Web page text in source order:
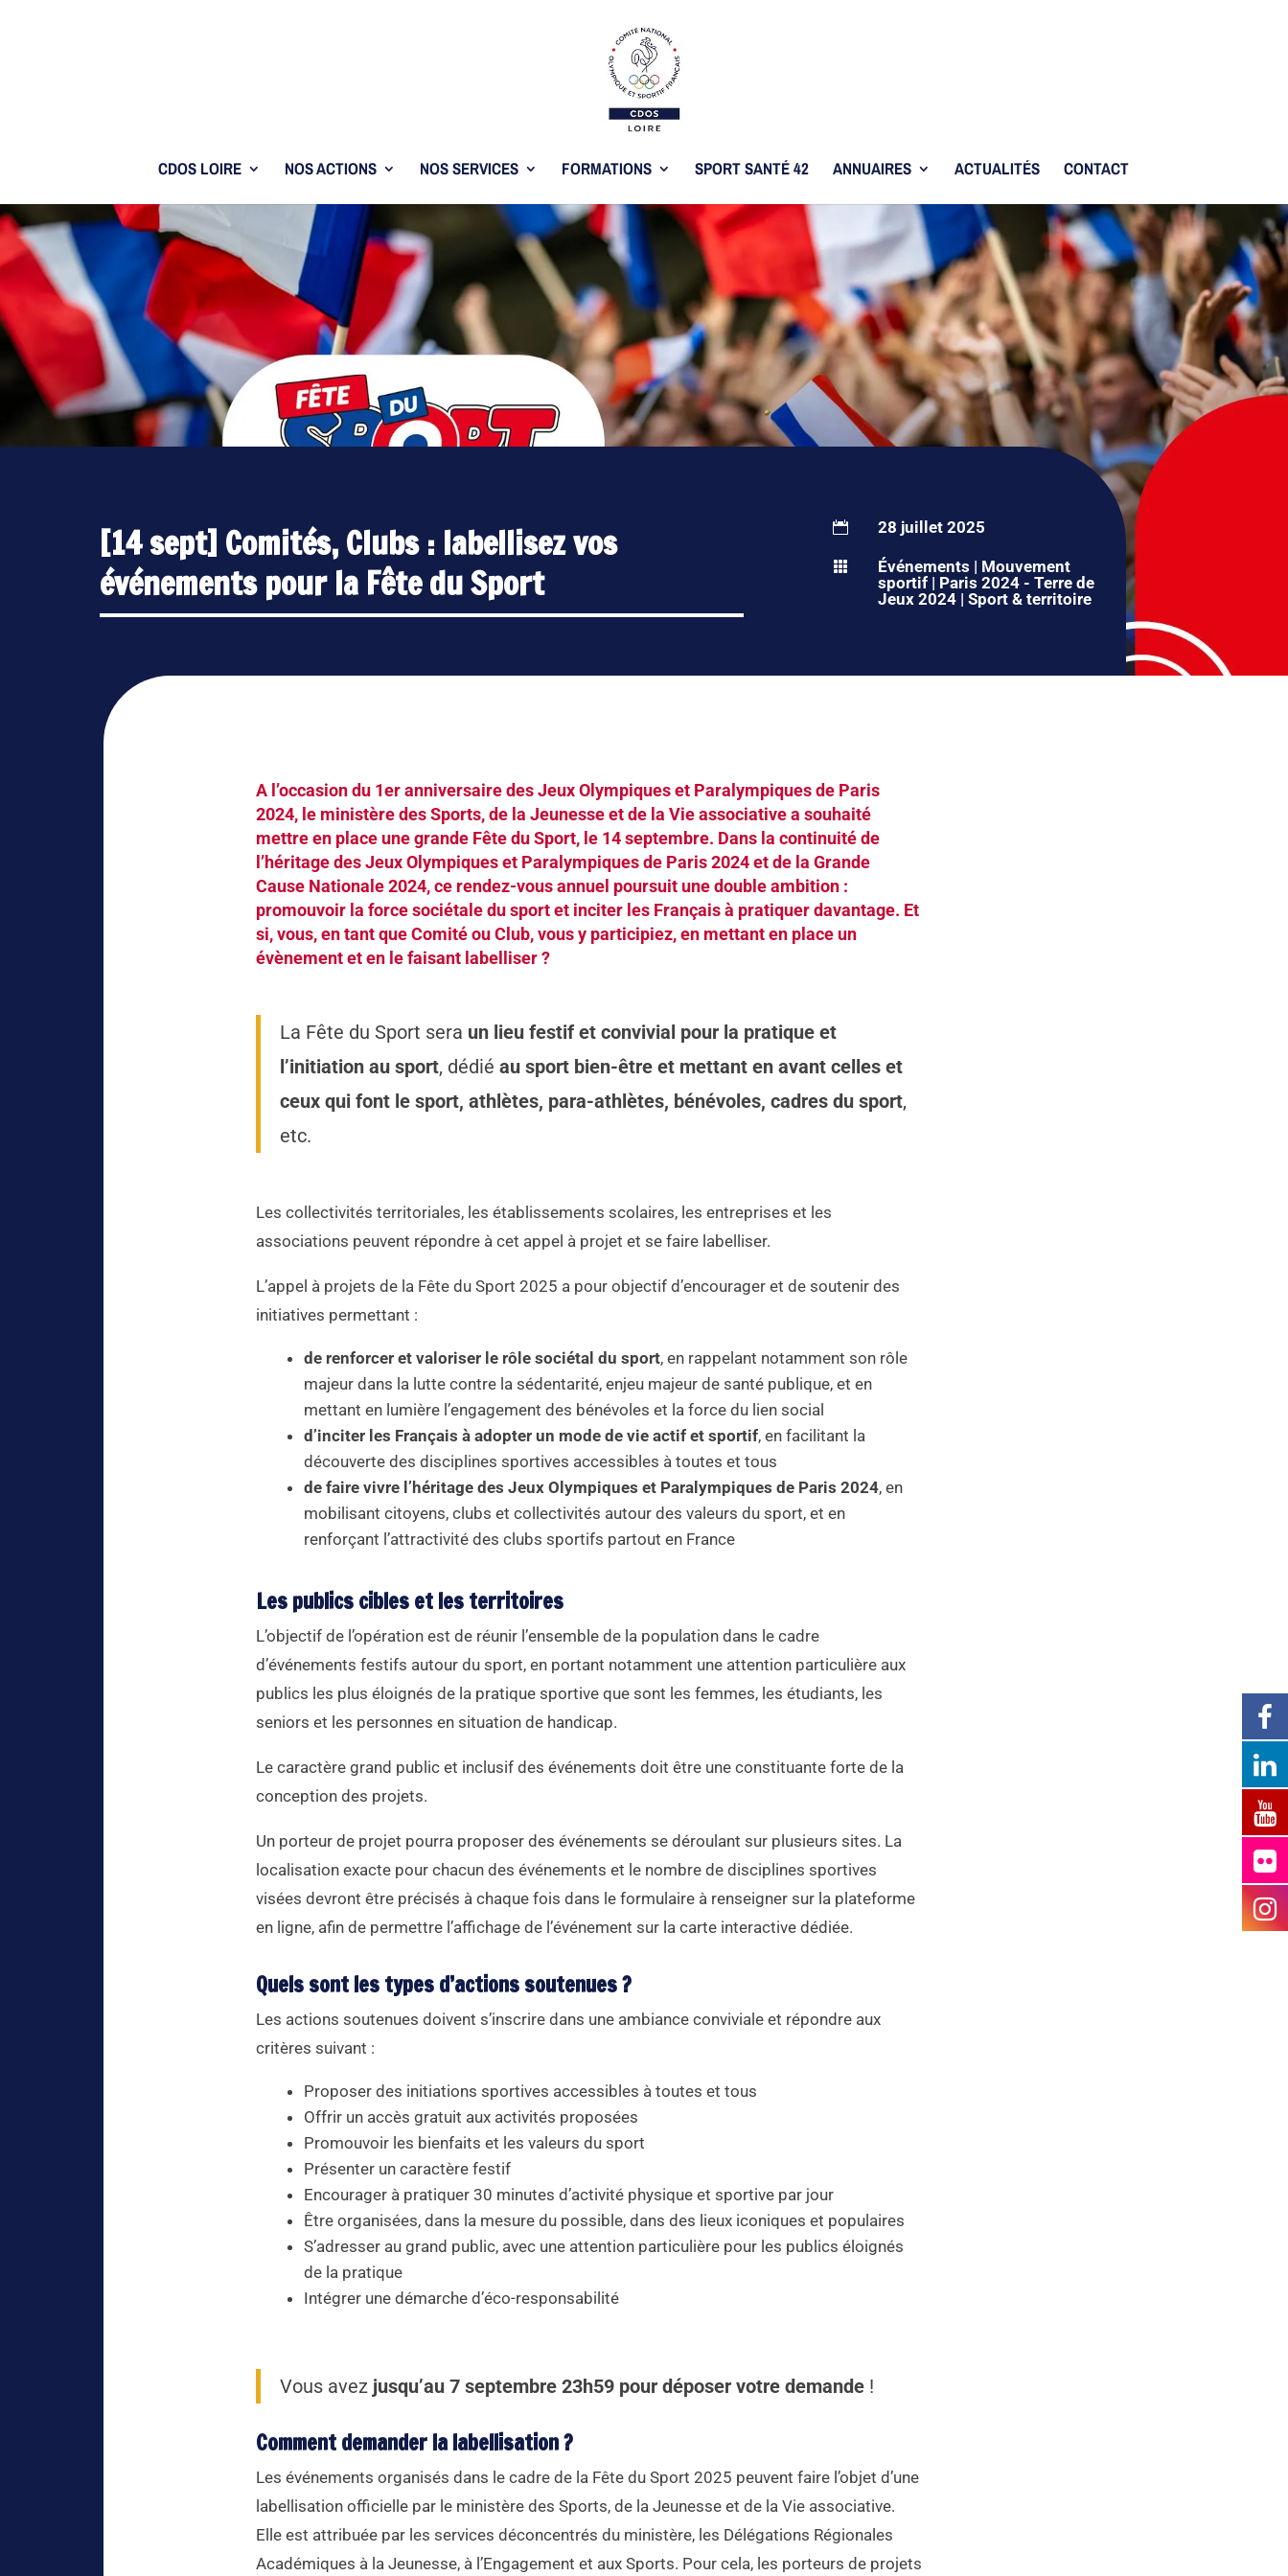
CDOS LOIRE NOS ACTIONS NOS SERVICES FORMATIONS SPORT SANTÉ 42 ANNUAIRES ACTUALITÉS CONTACT
[14 sept] Comités, Clubs : labellisez vos
événements pour la Fête du Sport
 28 juillet 2025
 Événements | Mouvement
sportif| Paris 2024 - Terre de
Jeux 2024| Sport & territoire
A l’occasion du 1er anniversaire des Jeux Olympiques et Paralympiques de Paris
2024, le ministère des Sports, de la Jeunesse et de la Vie associative a souhaité
mettre en place une grande Fête du Sport, le 14 septembre. Dans la continuité de
l’héritage des Jeux Olympiques et Paralympiques de Paris 2024 et de la Grande
Cause Nationale 2024, ce rendez-vous annuel poursuit une double ambition :
promouvoir la force sociétale du sport et inciter les Français à pratiquer davantage. Et
si, vous, en tant que Comité ou Club, vous y participiez, en mettant en place un
évènement et en le faisant labelliser ?
La Fête du Sport sera un lieu festif et convivial pour la pratique et
l’initiation au sport, dédié au sport bien-être et mettant en avant celles et
ceux qui font le sport, athlètes, para-athlètes, bénévoles, cadres du sport,
etc.
Les collectivités territoriales, les établissements scolaires, les entreprises et les
associations peuvent répondre à cet appel à projet et se faire labelliser.
L’appel à projets de la Fête du Sport 2025 a pour objectif d’encourager et de soutenir des
initiatives permettant :
de renforcer et valoriser le rôle sociétal du sport, en rappelant notamment son rôle
majeur dans la lutte contre la sédentarité, enjeu majeur de santé publique, et en
mettant en lumière l’engagement des bénévoles et la force du lien social
d’inciter les Français à adopter un mode de vie actif et sportif, en facilitant la
découverte des disciplines sportives accessibles à toutes et tous
de faire vivre l’héritage des Jeux Olympiques et Paralympiques de Paris 2024, en
mobilisant citoyens, clubs et collectivités autour des valeurs du sport, et en
renforçant l’attractivité des clubs sportifs partout en France
Les publics cibles et les territoires
L’objectif de l’opération est de réunir l’ensemble de la population dans le cadre
d’événements festifs autour du sport, en portant notamment une attention particulière aux
publics les plus éloignés de la pratique sportive que sont les femmes, les étudiants, les
seniors et les personnes en situation de handicap.
Le caractère grand public et inclusif des événements doit être une constituante forte de la
conception des projets.
Un porteur de projet pourra proposer des événements se déroulant sur plusieurs sites. La
localisation exacte pour chacun des événements et le nombre de disciplines sportives
visées devront être précisés à chaque fois dans le formulaire à renseigner sur la plateforme
en ligne, afin de permettre l’affichage de l’événement sur la carte interactive dédiée.
Quels sont les types d’actions soutenues ?
Les actions soutenues doivent s’inscrire dans une ambiance conviviale et répondre aux
critères suivant :
Proposer des initiations sportives accessibles à toutes et tous
Offrir un accès gratuit aux activités proposées
Promouvoir les bienfaits et les valeurs du sport
Présenter un caractère festif
Encourager à pratiquer 30 minutes d’activité physique et sportive par jour
Être organisées, dans la mesure du possible, dans des lieux iconiques et populaires
S’adresser au grand public, avec une attention particulière pour les publics éloignés
de la pratique
Intégrer une démarche d’éco-responsabilité
Vous avez jusqu’au 7 septembre 23h59 pour déposer votre demande!
Comment demander la labellisation ?
Les événements organisés dans le cadre de la Fête du Sport 2025 peuvent faire l’objet d’une
labellisation officielle par le ministère des Sports, de la Jeunesse et de la Vie associative.
Elle est attribuée par les services déconcentrés du ministère, les Délégations Régionales
Académiques à la Jeunesse, à l’Engagement et aux Sports. Pour cela, les porteurs de projets